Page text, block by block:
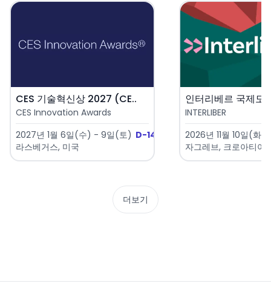
CES 기술혁신상 2027 (CE..
CES Innovation Awards
2027년 1월 6일(수) - 9일(토) D-149
라스베거스, 미국
INTERLIBER
2026년 11월 10일(화)
자그레브, 크로아티아
더보기